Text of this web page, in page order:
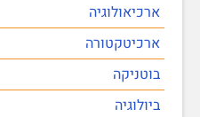
ארכיאולוגיה
ארכיטקטורה
בוטניקה
ביולוגיה